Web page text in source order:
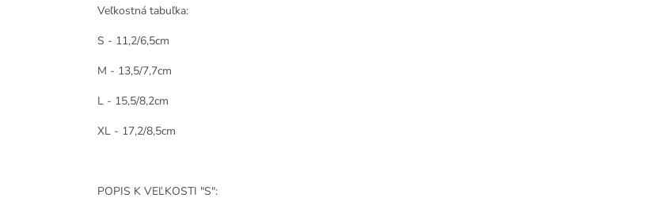
Veľkostná tabuľka:
S - 11,2/6,5cm
M - 13,5/7,7cm
L - 15,5/8,2cm
XL - 17,2/8,5cm
POPIS K VEĽKOSTI "S":